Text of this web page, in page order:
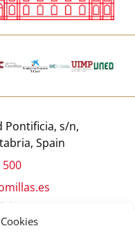
Pontificia, s/n,
Spain
500